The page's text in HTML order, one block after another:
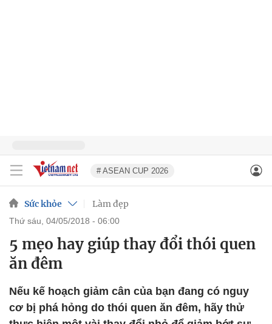
# ASEAN CUP 2026
Sức khỏe Làm đẹp
thứ sáu, 04/05/2018 - 06:00
5 mẹo hay giúp thay đổi thói quen
ăn đêm
Nếu kế hoạch giảm cân của bạn đang có nguy
cơ bị phá hỏng do thói quen ăn đêm, hãy thử